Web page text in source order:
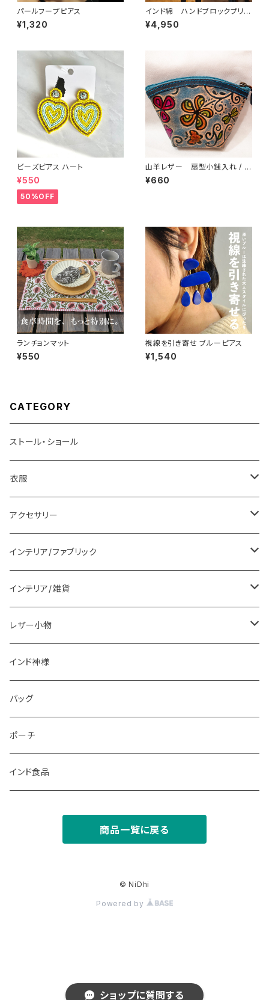
ショップに質問する
パールフープピアス
¥1,320
インド綿 ハンドブロックプリン
トカバー
¥4,950
ビーズピアス ハート
¥550
50%OFF
山羊レザー 扇型小銭入れ / お
花畑
¥660
ランチョンマット
¥550
視線を引き寄せ ブルーピアス
¥1,540
CATEGORY
ストール・ショール
衣服
レディス衣料
メンズ衣料
ブラウス
ワンピース
パンツ
インド伝統衣装
レザージャケット
オリジナルTシャツ
アクセサリー
ピアス
ブレスレット
ネックレス
カチューシャ
インテリア/ファブリック
ランチョンマット
ラグマット
マルチカバー
クッション
スツール
インテリア/雑貨
置物
食器
カレンダー
レザー小物
財布
アニマルコインケース
コインケース
カードケース
インド神様
バッグ
ポーチ
インド食品
商品一覧に戻る
© NiDhi
Powered by